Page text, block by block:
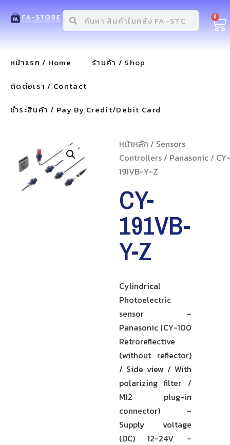
0
หน้าแรก / Home
ร้านค้า / Shop
ติดต่อเรา / Contact
ชำระสินค้า / Pay By Credit/Debit Card
หน้าหลัก / Sensors
Controllers/ Panasonic/ CY-
191VB-Y-Z
CY-
191VB-
Y-Z
Cylindrical
Photoelectric
sensor –
Panasonic (CY-100
Retroreflective
(without reflector)
/ Side view / With
polarizing filter /
M12 plug-in
connector) –
Supply voltage
(DC) 12-24V –